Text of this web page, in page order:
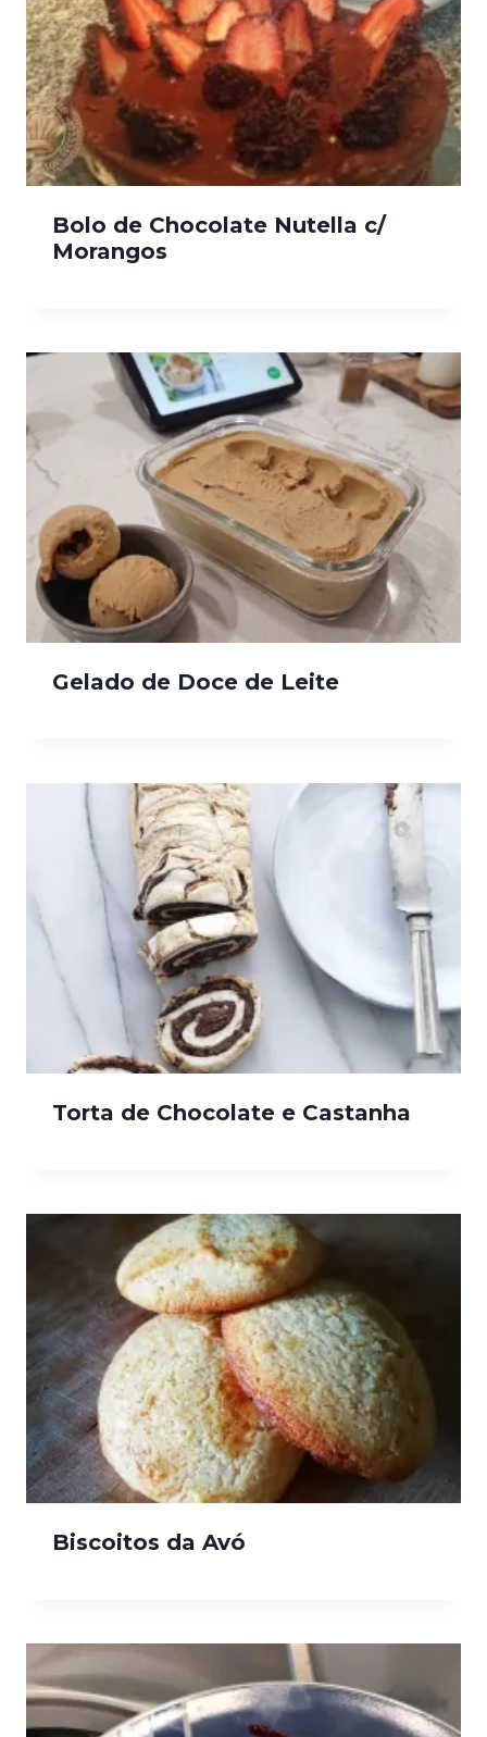
Bolo de Chocolate Nutella c/
Morangos
Gelado de Doce de Leite
Torta de Chocolate e Castanha
Biscoitos da Avó